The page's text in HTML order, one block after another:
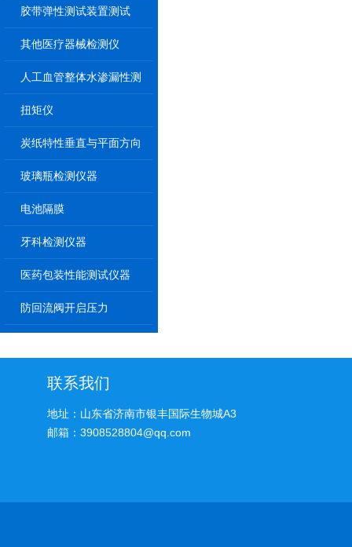
胶带弹性测试装置测试
其他医疗器械检测仪
人工血管整体水渗漏性测
扭矩仪
炭纸特性垂直与平面方向
玻璃瓶检测仪器
电池隔膜
牙科检测仪器
医药包装性能测试仪器
防回流阀开启压力
联系我们
地址：山东省济南市银丰国际生物城A3
邮箱：3908528804@qq.com